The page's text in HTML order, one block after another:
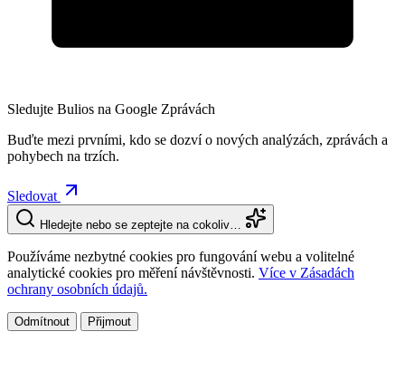
Sledujte Bulios na Google Zprávách
Buďte mezi prvními, kdo se dozví o nových analýzách, zprávách a
pohybech na trzích.
Sledovat
Hledejte nebo se zeptejte na cokoliv…
Používáme nezbytné cookies pro fungování webu a volitelné
analytické cookies pro měření návštěvnosti. Více v Zásadách
ochrany osobních údajů.
Odmítnout Přijmout